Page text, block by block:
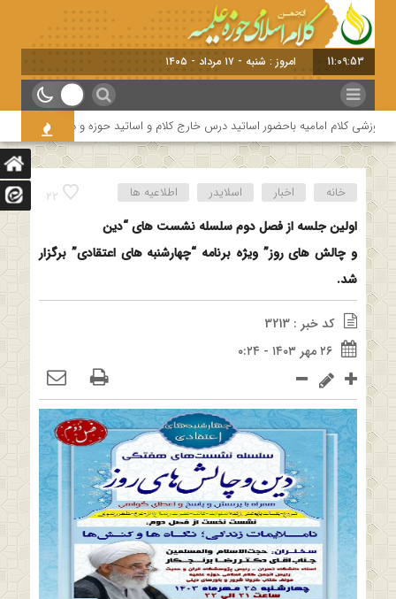
11:09:53 امروز : شنبه - ۱۷ مرداد - ۱۴۰۵
کلام امامیه باحضور اساتید درس خارج کلام و اساتید حوزه و دانشگاه
22 خانه اخبار اسلایدر اطلاعیه ها
اولین جلسه از فصل دوم سلسله نشست های “دین
و چالش های روز” ویژه برنامه “چهارشنبه های اعتقادی” برگزار
شد.
کد خبر : 3213
۲۶ مهر ۱۴۰۳ - ۰:۲۴